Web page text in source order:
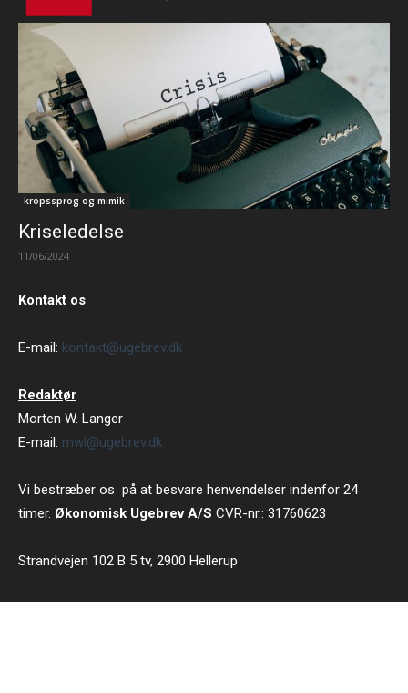
kropssprog og mimik
Kriseledelse
11/06/2024
Kontakt os
E-mail: kontakt@ugebrev.dk
Redaktør
Morten W. Langer
E-mail: mwl@ugebrev.dk
Vi bestræber os på at besvare henvendelser indenfor 24
timer. Økonomisk Ugebrev A/S CVR-nr.: 31760623
Strandvejen 102 B 5 tv, 2900 Hellerup